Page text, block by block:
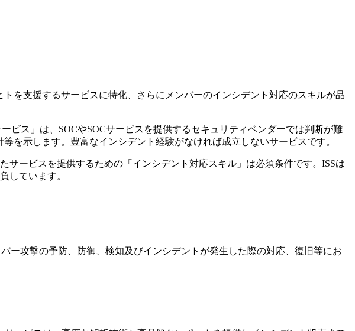
を支援するサービスに特化、さらにメンバーのインシデント対応のスキルが品
ス」は、SOCやSOCサービスを提供するセキュリティベンダーでは判断が難
を示します。豊富なインシデント経験がなければ成立しないサービスです。
ービスを提供するための「インシデント対応スキル」は必須条件です。ISSは
しています。
ー攻撃の予防、防御、検知及びインシデントが発生した際の対応、復旧等にお